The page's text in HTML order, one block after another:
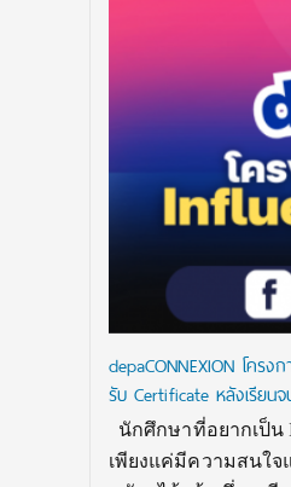
depaCONNEXION โคร
รับ Certificate หลังเรียนจ
นักศึกษาที่อยากเป็น
เพียงแค่มีความสนใจ